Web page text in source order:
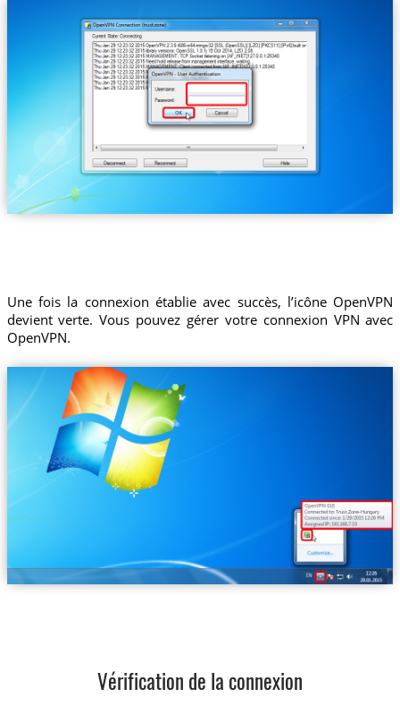
Une fois la connexion établie avec succès, l’icône OpenVPN
devient verte. Vous pouvez gérer votre connexion VPN avec
OpenVPN.
Trust.Zone-Hungary
Vérification de la connexion